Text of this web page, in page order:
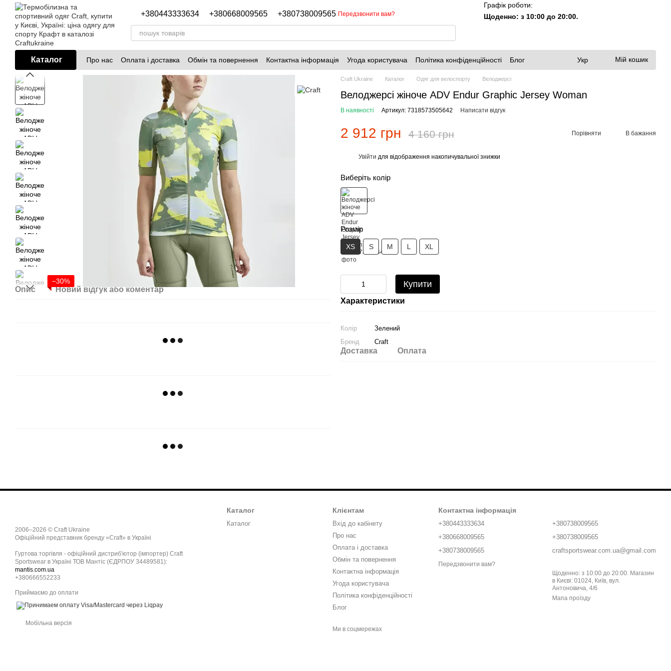
Перейти до основного контенту
+380443333634 +380668009565 +380738009565 Передзвонити вам?
Графік роботи:
Щоденно: з 10:00 до 20:00.
Каталог Про нас Оплата і доставка Обмін та повернення Контактна інформація Угода користувача Політика конфіденційності Блог Укр Мій кошик
−30%
Опис Новий відгук або коментар
Craft Ukraine Каталог Одяг для велоспорту Велоджерсі
Велоджерсі жіноче ADV Endur Graphic Jersey Woman
В наявності Артикул: 7318573505642 Написати відгук
2 912 грн 4 160 грн Порівняти В бажання
Увійти для відображення накопичувальної знижки
Виберіть колір
Розмір
XS S M L XL
Купити
Характеристики
Колір
Зелений
Бренд
Craft
Доставка Оплата
2006–2026 © Craft Ukraine
Офіційний представник бренду «Craft» в Україні
Гуртова торгівля - офіційний дистриб'ютор (імпортер) Craft
Sportswear в Україні ТОВ Мантіс (ЄДРПОУ 34489581):
mantis.com.ua
+380666552233
Приймаємо до оплати
Мобільна версія
Каталог
Каталог
Клієнтам
Вхід до кабінету
Про нас
Оплата і доставка
Обмін та повернення
Контактна інформація
Угода користувача
Політика конфіденційності
Блог
Ми в соцмережах
Контактна інформація
+380443333634
+380668009565
+380738009565
Передзвонити вам?
+380738009565
+380738009565
craftsportswear.com.ua@gmail.com
Щоденно: з 10:00 до 20:00. Магазин
в Києві: 01024, Київ, вул.
Антоновича, 4/6
Мапа проїзду